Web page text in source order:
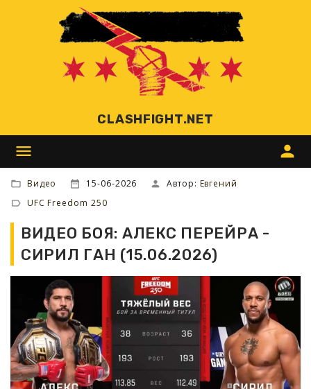
CLASHFIGHT.NET
menu person
Видео 15-06-2026 Автор: Евгений
UFC Freedom 250
ВИДЕО БОЯ: АЛЕКС ПЕРЕЙРА -
СИРИЛ ГАН (15.06.2026)